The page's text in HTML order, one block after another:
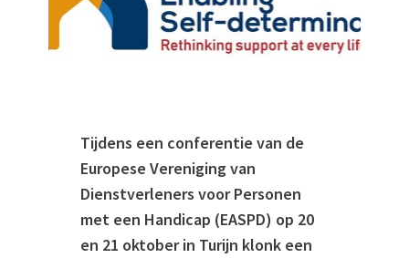
Tijdens een conferentie van de
Europese Vereniging van
Dienstverleners voor Personen
met een Handicap (EASPD) op 20
en 21 oktober in Turijn klonk een